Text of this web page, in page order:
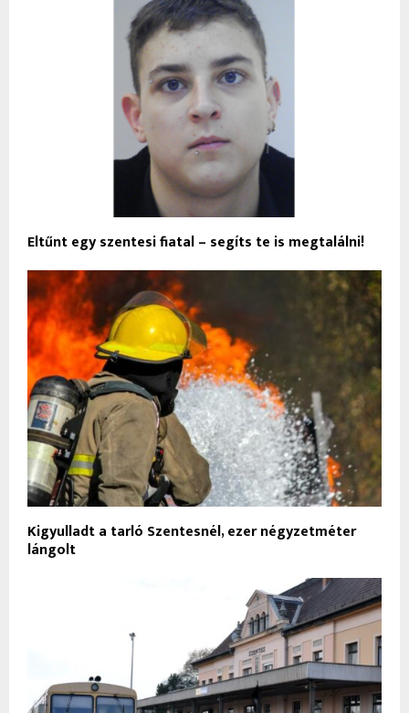
Eltűnt egy szentesi fiatal – segíts te is megtalálni!
Kigyulladt a tarló Szentesnél, ezer négyzetméter
lángolt